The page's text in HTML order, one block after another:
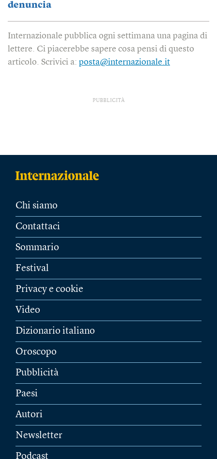
denuncia
Internazionale pubblica ogni settimana una pagina di
lettere. Ci piacerebbe sapere cosa pensi di questo
articolo. Scrivici a: posta@internazionale.it
PUBBLICITÀ
Chi siamo
Contattaci
Sommario
Festival
Privacy e cookie
Video
Dizionario italiano
Oroscopo
Pubblicità
Paesi
Autori
Newsletter
Podcast